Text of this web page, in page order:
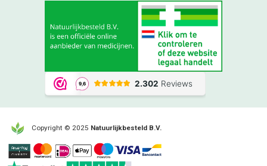
Copyright © 2025 Natuurlijkbesteld B.V.